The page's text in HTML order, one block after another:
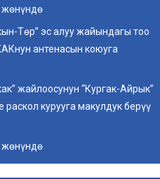
жөнүндө
Төр” эс алуу жайындагы тоо
антенасын коюуга
жайлоосунун “Кургак-Айрык”
курууга макулдук берүү
жөнүндө